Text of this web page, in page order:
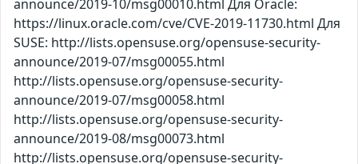
announce/2019-10/msg00010.html Для Oracle:
https://linux.oracle.com/cve/CVE-2019-11730.html Для
SUSE: http://lists.opensuse.org/opensuse-security-
announce/2019-07/msg00055.html
http://lists.opensuse.org/opensuse-security-
announce/2019-07/msg00058.html
http://lists.opensuse.org/opensuse-security-
announce/2019-08/msg00073.html
http://lists.opensuse.org/opensuse-security-